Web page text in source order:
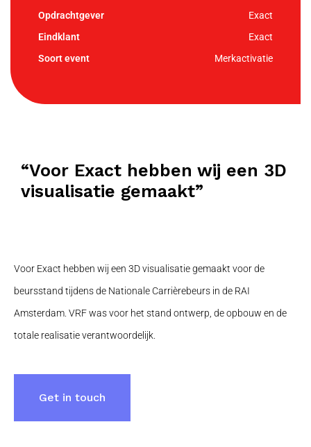
Exact
Exact
Merkactivatie
“Voor Exact hebben wij een 3D
visualisatie gemaakt”
Voor Exact hebben wij een 3D visualisatie gemaakt voor de
beursstand tijdens de Nationale Carrièrebeurs in de RAI
Amsterdam. VRF was voor het stand ontwerp, de opbouw en de
totale realisatie verantwoordelijk.
Get in touch